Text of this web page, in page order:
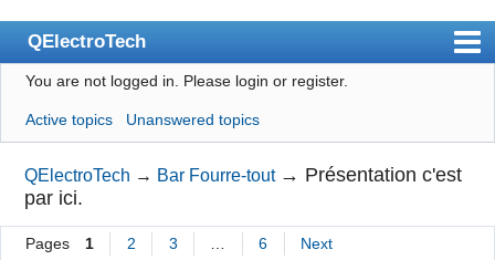
QElectroTech
Index
User list
Search
Register
Login
You are not logged in. Please login or register.
Active topics Unanswered topics
QElectroTech → Bar Fourre-tout → Présentation c'est
par ici.
Pages 1 2 3 6
Next